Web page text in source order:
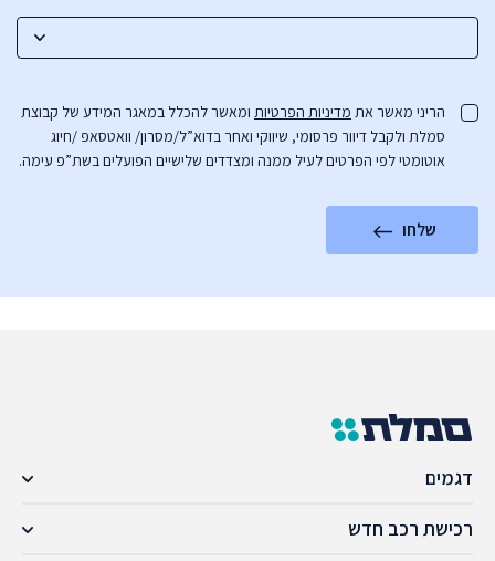
הריני מאשר את מדיניות הפרטיות ומאשר להכלל במאגר המידע של קבוצת
סמלת ולקבל דיוור פרסומי, שיווקי ואחר בדוא”ל/מסרון/ וואטסאפ /חיוג
אוטומטי לפי הפרטים לעיל ממנה ומצדדים שלישיים הפועלים בשת”פ עימה.
שלחו
דגמים
רכישת רכב חדש